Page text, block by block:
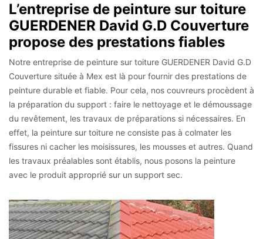
L’entreprise de peinture sur toiture
GUERDENER David G.D Couverture
propose des prestations fiables
Notre entreprise de peinture sur toiture GUERDENER David G.D
Couverture située à Mex est là pour fournir des prestations de
peinture durable et fiable. Pour cela, nos couvreurs procèdent à
la préparation du support : faire le nettoyage et le démoussage
du revêtement, les travaux de préparations si nécessaires. En
effet, la peinture sur toiture ne consiste pas à colmater les
fissures ni cacher les moisissures, les mousses et autres. Quand
les travaux préalables sont établis, nous posons la peinture
avec le produit approprié sur un support sec.